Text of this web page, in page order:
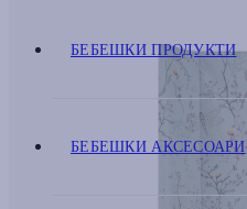
БЕБЕШКИ ПРОДУКТИ
БЕБЕШКИ АКСЕСОАРИ